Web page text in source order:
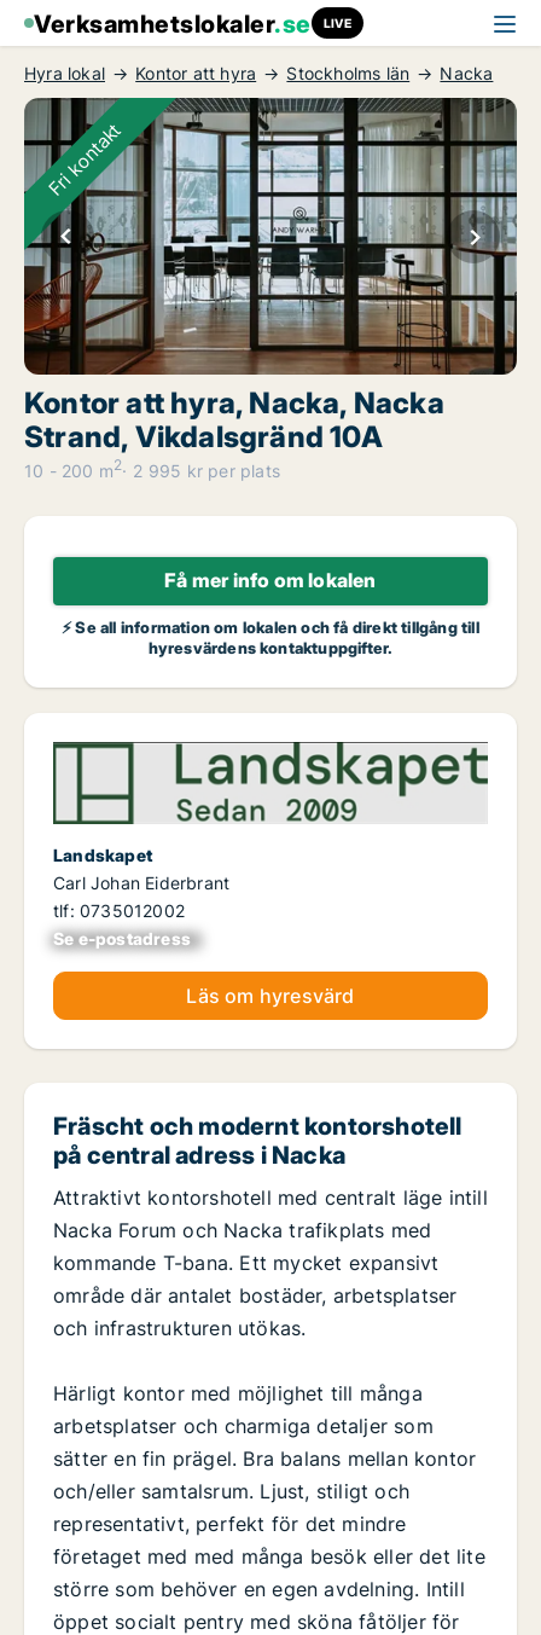
Verksamhetslokaler.se LIVE
Hyra lokal Kontor att hyra Stockholms län Nacka
Fri kontakt
Kontor att hyra, Nacka, Nacka
Strand, Vikdalsgränd 10A
10 - 200 m2 2 995 kr per plats
Få mer info om lokalen
⚡ Se all information om lokalen och få direkt tillgång till
hyresvärdens kontaktuppgifter.
Landskapet
Carl Johan Eiderbrant
tlf: 0735012002
Se e-postadress
xxxxxxxxxxxxxxx
Läs om hyresvärd
Fräscht och modernt kontorshotell
på central adress i Nacka
Attraktivt kontorshotell med centralt läge intill
Nacka Forum och Nacka trafikplats med
kommande T-bana. Ett mycket expansivt
område där antalet bostäder, arbetsplatser
och infrastrukturen utökas.
Härligt kontor med möjlighet till många
arbetsplatser och charmiga detaljer som
sätter en fin prägel. Bra balans mellan kontor
och/eller samtalsrum. Ljust, stiligt och
representativt, perfekt för det mindre
företaget med med många besök eller det lite
större som behöver en egen avdelning. Intill
öppet socialt pentry med sköna fåtöljer för